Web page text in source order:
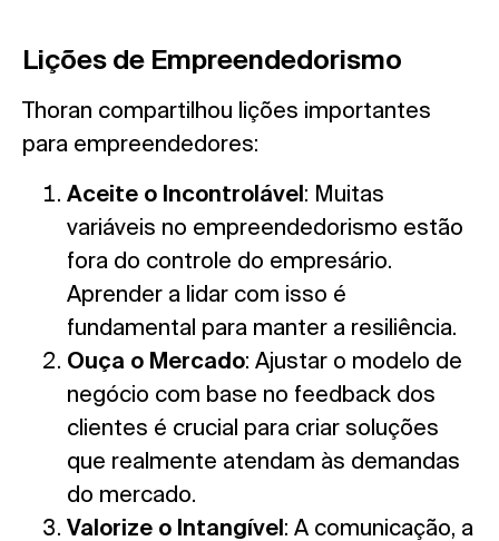
Lições de Empreendedorismo
Thoran compartilhou lições importantes
para empreendedores:
Aceite o Incontrolável: Muitas
variáveis no empreendedorismo estão
fora do controle do empresário.
Aprender a lidar com isso é
fundamental para manter a resiliência.
Ouça o Mercado: Ajustar o modelo de
negócio com base no feedback dos
clientes é crucial para criar soluções
que realmente atendam às demandas
do mercado.
Valorize o Intangível: A comunicação, a